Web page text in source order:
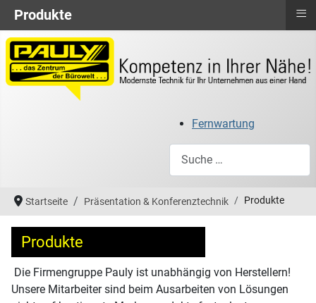
Fernwartung
Startseite Präsentation & Konferenztechnik Produkte
Produkte
Die Firmengruppe Pauly ist unabhängig von Herstellern!
Unsere Mitarbeiter sind beim Ausarbeiten von Lösungen
Produkte ≡